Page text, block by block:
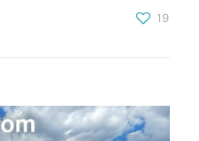
19